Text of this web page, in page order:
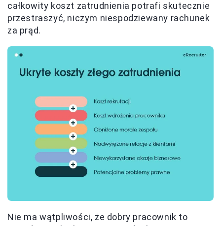
całkowity koszt zatrudnienia potrafi skutecznie
przestraszyć, niczym niespodziewany rachunek
za prąd.
Nie ma wątpliwości, że dobry pracownik to